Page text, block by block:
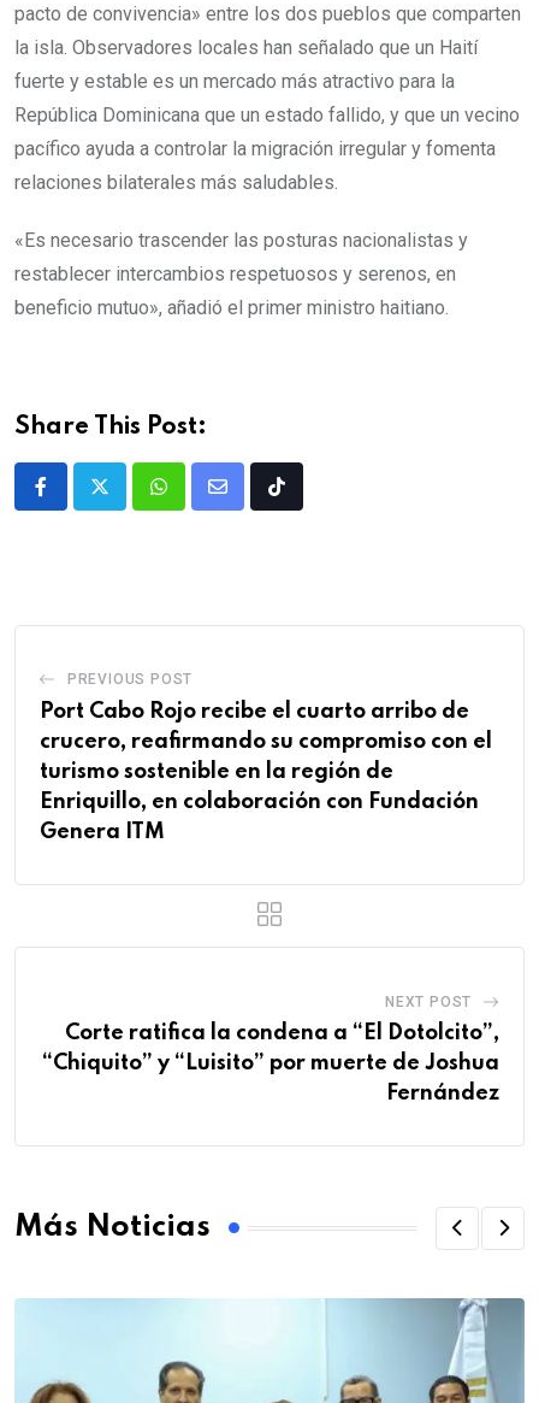
pacto de convivencia» entre los dos pueblos que comparten
la isla. Observadores locales han señalado que un Haití
fuerte y estable es un mercado más atractivo para la
República Dominicana que un estado fallido, y que un vecino
pacífico ayuda a controlar la migración irregular y fomenta
relaciones bilaterales más saludables.
«Es necesario trascender las posturas nacionalistas y
restablecer intercambios respetuosos y serenos, en
beneficio mutuo», añadió el primer ministro haitiano.
Share This Post:
PREVIOUS POST
Port Cabo Rojo recibe el cuarto arribo de
crucero, reafirmando su compromiso con el
turismo sostenible en la región de
Enriquillo, en colaboración con Fundación
Genera ITM
NEXT POST
Corte ratifica la condena a “El Dotolcito”,
“Chiquito” y “Luisito” por muerte de Joshua
Fernández
Más Noticias